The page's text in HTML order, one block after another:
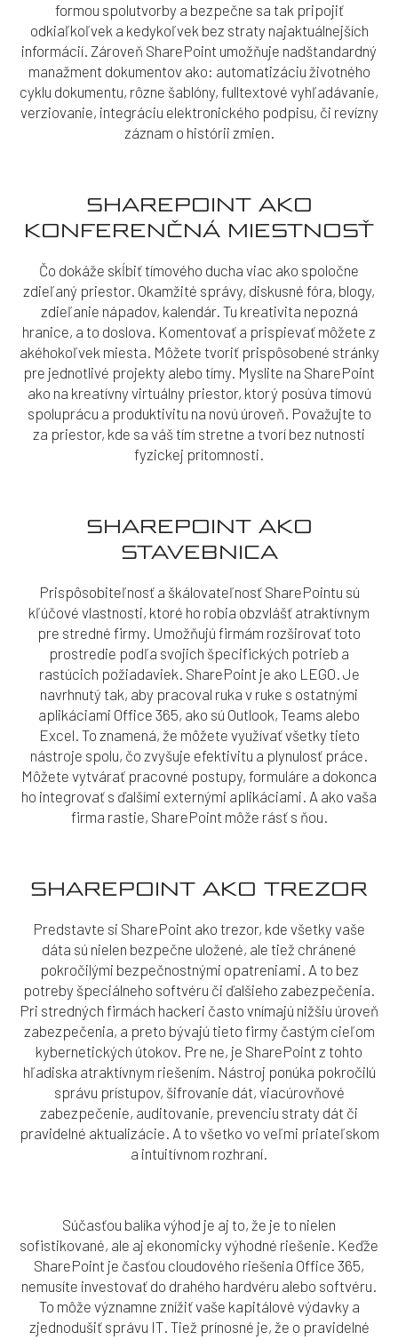
formou spolutvorby a bezpečne sa tak pripojiť
odkiaľkoľvek a kedykoľvek bez straty najaktuálnejších
informácií. Zároveň SharePoint umožňuje nadštandardný
manažment dokumentov ako: automatizáciu životného
cyklu dokumentu, rôzne šablóny, fulltextové vyhľadávanie,
verziovanie, integráciu elektronického podpisu, či revízny
záznam o histórii zmien.
SHAREPOINT AKO
KONFERENČNÁ MIESTNOSŤ
Čo dokáže skĺbiť tímového ducha viac ako spoločne
zdieľaný priestor. Okamžité správy, diskusné fóra, blogy,
zdieľanie nápadov, kalendár. Tu kreativita nepozná
hranice, a to doslova. Komentovať a prispievať môžete z
akéhokoľvek miesta. Môžete tvoriť prispôsobené stránky
pre jednotlivé projekty alebo tímy. Myslite na SharePoint
ako na kreatívny virtuálny priestor, ktorý posúva tímovú
spoluprácu a produktivitu na novú úroveň. Považujte to
za priestor, kde sa váš tím stretne a tvorí bez nutnosti
fyzickej prítomnosti.
SHAREPOINT AKO
STAVEBNICA
Prispôsobiteľnosť a škálovateľnosť SharePointu sú
kľúčové vlastnosti, ktoré ho robia obzvlášť atraktívnym
pre stredné firmy. Umožňujú firmám rozširovať toto
prostredie podľa svojich špecifických potrieb a
rastúcich požiadaviek. SharePoint je ako LEGO. Je
navrhnutý tak, aby pracoval ruka v ruke s ostatnými
aplikáciami Office 365, ako sú Outlook, Teams alebo
Excel. To znamená, že môžete využívať všetky tieto
nástroje spolu, čo zvyšuje efektivitu a plynulosť práce.
Môžete vytvárať pracovné postupy, formuláre a dokonca
ho integrovať s ďalšími externými aplikáciami. A ako vaša
firma rastie, SharePoint môže rásť s ňou.
SHAREPOINT AKO TREZOR
Predstavte si SharePoint ako trezor, kde všetky vaše
dáta sú nielen bezpečne uložené, ale tiež chránené
pokročilými bezpečnostnými opatreniami. A to bez
potreby špeciálneho softvéru či ďalšieho zabezpečenia.
Pri stredných firmách hackeri často vnímajú nižšiu úroveň
zabezpečenia, a preto bývajú tieto firmy častým cieľom
kybernetických útokov. Pre ne, je SharePoint z tohto
hľadiska atraktívnym riešením. Nástroj ponúka pokročilú
správu prístupov, šifrovanie dát, viacúrovňové
zabezpečenie, auditovanie, prevenciu straty dát či
pravidelné aktualizácie. A to všetko vo veľmi priateľskom
a intuitívnom rozhraní.
Súčasťou balíka výhod je aj to, že je to nielen
sofistikované, ale aj ekonomicky výhodné riešenie. Keďže
SharePoint je časťou cloudového riešenia Office 365,
nemusíte investovať do drahého hardvéru alebo softvéru.
To môže významne znížiť vaše kapitálové výdavky a
zjednodušiť správu IT. Tiež prínosné je, že o pravidelné